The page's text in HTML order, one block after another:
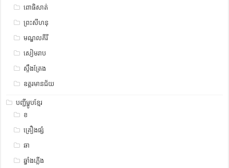
ពោធិសាត់
ព្រះសីហនុ
មណ្ឌលគីរី
សៀមរាប
ស្ទឹង​​ត្រែង
ឧត្ដរមានជ័យ
បញ្ជីម្ហូបខ្មែរ
ខ
គ្រឿងផ្សំ
ឆា
ឆ្នាំងភ្លើង